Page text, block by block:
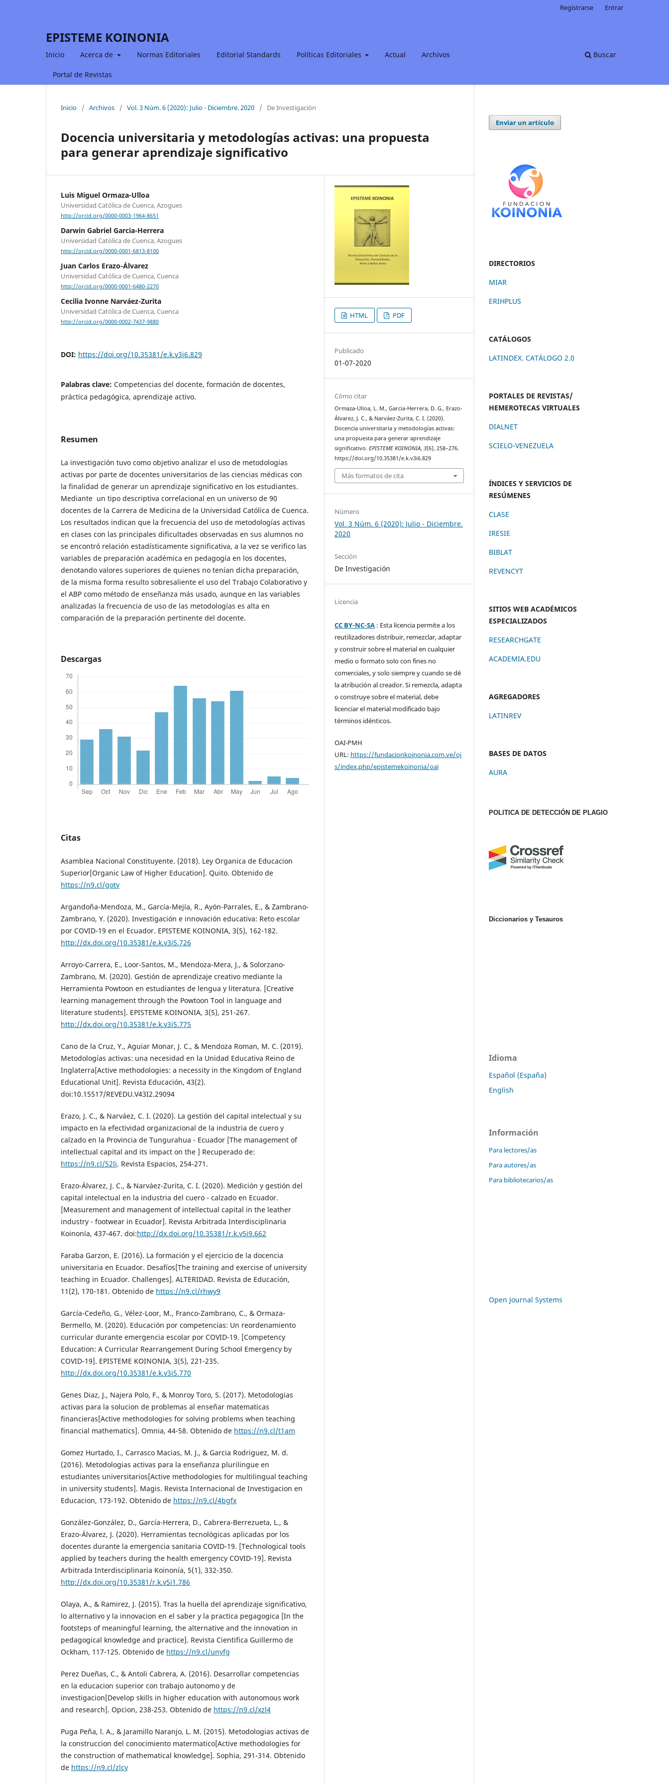
EPISTEME KOINONIA
Inicio Acerca de Normas Editoriales Editorial Standards Políticas Editoriales Actual Archivos
Portal de Revistas
Buscar
Registrarse Entrar
Inicio / Archivos / Vol. 3 Núm. 6 (2020): Julio - Diciembre. 2020 / De Investigación
Docencia universitaria y metodologías activas: una propuesta
para generar aprendizaje significativo
Luis Miguel Ormaza-Ulloa
Universidad Católica de Cuenca, Azogues
http://orcid.org/0000-0003-1964-8651
Darwin Gabriel Garcia-Herrera
Universidad Católica de Cuenca, Azogues
http://orcid.org/0000-0001-6813-8100
Juan Carlos Erazo-Álvarez
Universidad Católica de Cuenca, Cuenca
http://orcid.org/0000-0001-6480-2270
Cecilia Ivonne Narváez-Zurita
Universidad Católica de Cuenca, Cuenca
http://orcid.org/0000-0002-7437-9880
DOI: https://doi.org/10.35381/e.k.v3i6.829
Palabras clave: Competencias del docente, formación de docentes,
práctica pedagógica, aprendizaje activo.
Resumen
La investigación tuvo como objetivo analizar el uso de metodologías
activas por parte de docentes universitarios de las ciencias médicas con
la finalidad de generar un aprendizaje significativo en los estudiantes.
Mediante un tipo descriptiva correlacional en un universo de 90
docentes de la Carrera de Medicina de la Universidad Católica de Cuenca.
Los resultados indican que la frecuencia del uso de metodologías activas
en clases con las principales dificultades observadas en sus alumnos no
se encontró relación estadísticamente significativa, a la vez se verifico las
variables de preparación académica en pedagogía en los docentes,
denotando valores superiores de quienes no tenían dicha preparación,
de la misma forma resulto sobresaliente el uso del Trabajo Colaborativo y
el ABP como método de enseñanza más usado, aunque en las variables
analizadas la frecuencia de uso de las metodologías es alta en
comparación de la preparación pertinente del docente.
Descargas
Citas
Asamblea Nacional Constituyente. (2018). Ley Organica de Educacion
Superior[Organic Law of Higher Education]. Quito. Obtenido de
https://n9.cl/gotv
Argandoña-Mendoza, M., García-Mejía, R., Ayón-Parrales, E., & Zambrano-
Zambrano, Y. (2020). Investigación e innovación educativa: Reto escolar
por COVID-19 en el Ecuador. EPISTEME KOINONIA, 3(5), 162-182.
http://dx.doi.org/10.35381/e.k.v3i5.726
Arroyo-Carrera, E., Loor-Santos, M., Mendoza-Mera, J., & Solorzano-
Zambrano, M. (2020). Gestión de aprendizaje creativo mediante la
Herramienta Powtoon en estudiantes de lengua y literatura. [Creative
learning management through the Powtoon Tool in language and
literature students]. EPISTEME KOINONIA, 3(5), 251-267.
http://dx.doi.org/10.35381/e.k.v3i5.775
Cano de la Cruz, Y., Aguiar Monar, J. C., & Mendoza Roman, M. C. (2019).
Metodologías activas: una necesidad en la Unidad Educativa Reino de
Inglaterra[Active methodologies: a necessity in the Kingdom of England
Educational Unit]. Revista Educación, 43(2).
doi:10.15517/REVEDU.V43I2.29094
Erazo, J. C., & Narváez, C. I. (2020). La gestión del capital intelectual y su
impacto en la efectividad organizacional de la industria de cuero y
calzado en la Provincia de Tungurahua - Ecuador [The management of
intellectual capital and its impact on the ] Recuperado de:
https://n9.cl/52li. Revista Espacios, 254-271.
Erazo-Álvarez, J. C., & Narváez-Zurita, C. I. (2020). Medición y gestión del
capital intelectual en la industria del cuero - calzado en Ecuador.
[Measurement and management of intellectual capital in the leather
industry - footwear in Ecuador]. Revista Arbitrada Interdisciplinaria
Koinonía, 437-467. doi:http://dx.doi.org/10.35381/r.k.v5i9.662
Faraba Garzon, E. (2016). La formación y el ejercicio de la docencia
universitaria en Ecuador. Desafíos[The training and exercise of university
teaching in Ecuador. Challenges]. ALTERIDAD. Revista de Educación,
11(2), 170-181. Obtenido de https://n9.cl/rhwy9
García-Cedeño, G., Vélez-Loor, M., Franco-Zambrano, C., & Ormaza-
Bermello, M. (2020). Educación por competencias: Un reordenamiento
curricular durante emergencia escolar por COVID-19. [Competency
Education: A Curricular Rearrangement During School Emergency by
COVID-19]. EPISTEME KOINONIA, 3(5), 221-235.
http://dx.doi.org/10.35381/e.k.v3i5.770
Genes Diaz, J., Najera Polo, F., & Monroy Toro, S. (2017). Metodologias
activas para la solucion de problemas al enseñar matematicas
financieras[Active methodologies for solving problems when teaching
financial mathematics]. Omnia, 44-58. Obtenido de https://n9.cl/t1am
Gomez Hurtado, I., Carrasco Macias, M. J., & Garcia Rodriguez, M. d.
(2016). Metodologias activas para la enseñanza plurilingue en
estudiantes universitarios[Active methodologies for multilingual teaching
in university students]. Magis. Revista Internacional de Investigacion en
Educacion, 173-192. Obtenido de https://n9.cl/4bgfx
González-González, D., García-Herrera, D., Cabrera-Berrezueta, L., &
Erazo-Álvarez, J. (2020). Herramientas tecnológicas aplicadas por los
docentes durante la emergencia sanitaria COVID-19. [Technological tools
applied by teachers during the health emergency COVID-19]. Revista
Arbitrada Interdisciplinaria Koinonía, 5(1), 332-350.
http://dx.doi.org/10.35381/r.k.v5i1.786
Olaya, A., & Ramirez, J. (2015). Tras la huella del aprendizaje significativo,
lo alternativo y la innovacion en el saber y la practica pegagogica [In the
footsteps of meaningful learning, the alternative and the innovation in
pedagogical knowledge and practice]. Revista Cientifica Guillermo de
Ockham, 117-125. Obtenido de https://n9.cl/unyfg
Perez Dueñas, C., & Antoli Cabrera, A. (2016). Desarrollar competencias
en la educacion superior con trabajo autonomo y de
investigacion[Develop skills in higher education with autonomous work
and research]. Opcion, 238-253. Obtenido de https://n9.cl/xzl4
Puga Peña, l. A., & Jaramillo Naranjo, L. M. (2015). Metodologias activas de
la construccion del conocimiento matermatico[Active methodologies for
the construction of mathematical knowledge]. Sophia, 291-314. Obtenido
de https://n9.cl/zlcy
HTML PDF
Publicado
01-07-2020
Cómo citar
Ormaza-Ulloa, L. M., Garcia-Herrera, D. G., Erazo-
Álvarez, J. C., & Narváez-Zurita, C. I. (2020).
Docencia universitaria y metodologías activas:
una propuesta para generar aprendizaje
significativo.EPISTEME KOINONIA,3(6), 258–276.
https://doi.org/10.35381/e.k.v3i6.829
Más formatos de cita
Número
Vol. 3 Núm. 6 (2020): Julio - Diciembre.
2020
Sección
De Investigación
Licencia
CC BY-NC-SA : Esta licencia permite a los
reutilizadores distribuir, remezclar, adaptar
y construir sobre el material en cualquier
medio o formato solo con fines no
comerciales, y solo siempre y cuando se dé
la atribución al creador. Si remezcla, adapta
o construye sobre el material, debe
licenciar el material modificado bajo
términos idénticos.
OAI-PMH
URL: https://fundacionkoinonia.com.ve/oj
s/index.php/epistemekoinonia/oai
Enviar un artículo
DIRECTORIOS
MIAR
ERIHPLUS
CATÁLOGOS
LATINDEX. CATÁLOGO 2.0
PORTALES DE REVISTAS/
HEMEROTECAS VIRTUALES
DIALNET
SCIELO-VENEZUELA
ÍNDICES Y SERVICIOS DE
RESÚMENES
CLASE
IRESIE
BIBLAT
REVENCYT
SITIOS WEB ACADÉMICOS
ESPECIALIZADOS
RESEARCHGATE
ACADEMIA.EDU
AGREGADORES
LATINREV
BASES DE DATOS
AURA
POLITICA DE DETECCIÓN DE PLAGIO
Diccionarios y Tesauros
Idioma
Español (España)
English
Información
Para lectores/as
Para autores/as
Para bibliotecarios/as
Open Journal Systems